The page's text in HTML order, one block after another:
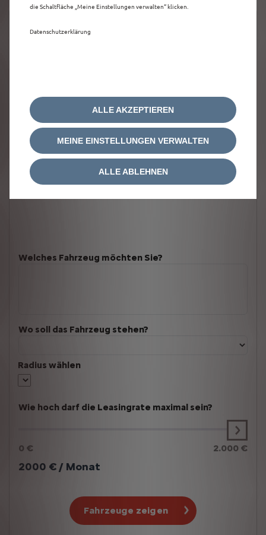
Welches Fahrzeug möchten Sie?
Wo soll das Fahrzeug stehen?
Radius wählen
Wie hoch darf die Leasingrate maximal sein?
0 € 2.000 €
2000 € / Monat
Fahrzeuge zeigen
die Schaltfläche „Meine Einstellungen verwalten“ klicken.
Datenschutzerklärung
MEINE EINSTELLUNGEN VERWALTEN
ALLE AKZEPTIEREN
ALLE ABLEHNEN